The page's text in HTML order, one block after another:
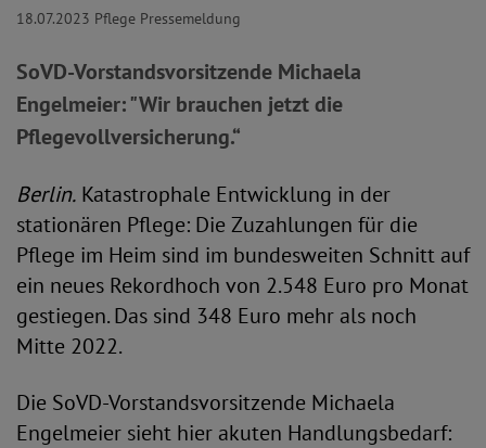
18.07.2023 Pflege Pressemeldung
SoVD-Vorstandsvorsitzende Michaela
Engelmeier: "Wir brauchen jetzt die
Pflegevollversicherung.“
Berlin. Katastrophale Entwicklung in der
stationären Pflege: Die Zuzahlungen für die
Pflege im Heim sind im bundesweiten Schnitt auf
ein neues Rekordhoch von 2.548 Euro pro Monat
gestiegen. Das sind 348 Euro mehr als noch
Mitte 2022.
Die SoVD-Vorstandsvorsitzende Michaela
Engelmeier sieht hier akuten Handlungsbedarf: